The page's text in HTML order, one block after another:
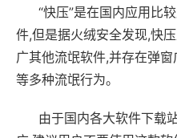
“快压”是在国内应用比
件,但是据火绒安全发现,快
广其他流氓软件,并存在弹
等多种流氓行为。
由于国内各大软件下载